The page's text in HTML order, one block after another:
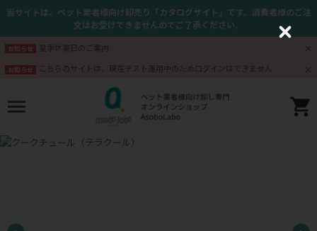
当サイトは、ペット業者様向け卸売り「カタログサイト」です。消費者様のご注
文はお受けできませんのでご了承ください。
お知らせ 夏季休業日のご案内
お知らせ こちらのサイトは、現在テスト運用中のためログインはできません
C